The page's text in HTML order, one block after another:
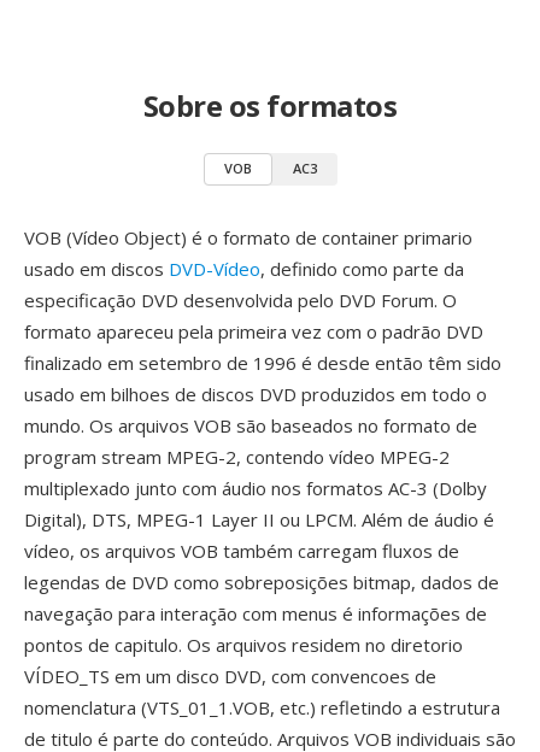
Sobre os formatos
VOB AC3
VOB (Vídeo Object) é o formato de container primario
usado em discos DVD-Vídeo, definido como parte da
especificação DVD desenvolvida pelo DVD Forum. O
formato apareceu pela primeira vez com o padrão DVD
finalizado em setembro de 1996 é desde então têm sido
usado em bilhoes de discos DVD produzidos em todo o
mundo. Os arquivos VOB são baseados no formato de
program stream MPEG-2, contendo vídeo MPEG-2
multiplexado junto com áudio nos formatos AC-3 (Dolby
Digital), DTS, MPEG-1 Layer II ou LPCM. Além de áudio é
vídeo, os arquivos VOB também carregam fluxos de
legendas de DVD como sobreposições bitmap, dados de
navegação para interação com menus é informações de
pontos de capitulo. Os arquivos residem no diretorio
VÍDEO_TS em um disco DVD, com convencoes de
nomenclatura (VTS_01_1.VOB, etc.) refletindo a estrutura
de titulo é parte do conteúdo. Arquivos VOB individuais são